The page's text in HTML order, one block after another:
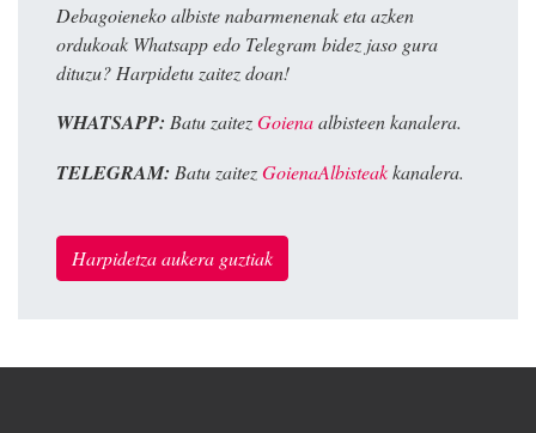
Debagoieneko albiste nabarmenenak eta azken
ordukoak Whatsapp edo Telegram bidez jaso gura
dituzu? Harpidetu zaitez doan!
WHATSAPP: Batu zaitezGoienaalbisteen kanalera.
TELEGRAM: Batu zaitezGoienaAlbisteakkanalera.
Harpidetza aukera guztiak